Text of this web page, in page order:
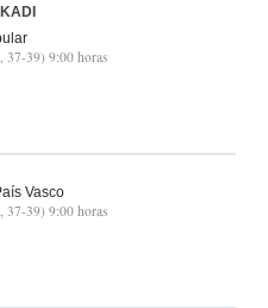
37-39) 9:00 horas
Vasco
37-39) 9:00 horas